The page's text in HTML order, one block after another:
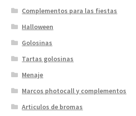
Complementos para las fiestas
Halloween
Golosinas
Tartas golosinas
Menaje
Marcos photocall y complementos
Articulos de bromas